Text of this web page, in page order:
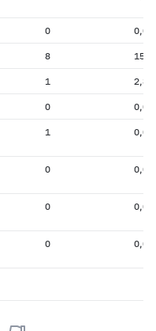
0 0,0
8 15,8
1 2,3
0 0,0
1 0,0
0 0,0
0 0,0
0 0,0